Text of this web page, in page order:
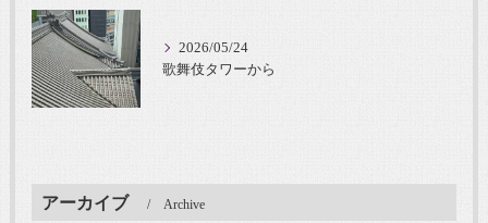
2026/05/24
歌舞伎タワーから
アーカイブ Archive